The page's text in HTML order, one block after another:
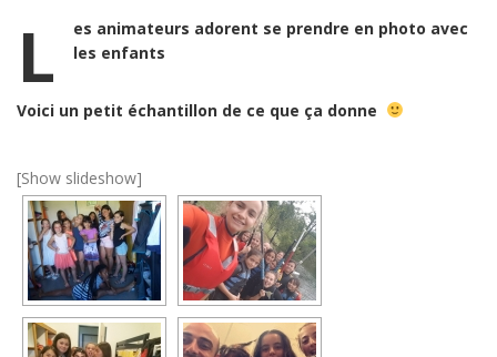
L
es animateurs adorent se prendre en photo avec
les enfants
Voici un petit échantillon de ce que ça donne
[Show slideshow]